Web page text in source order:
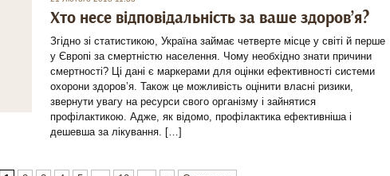
Хто несе відповідальність за ваше здоров’я?
Згідно зі статистикою, Україна займає четверте місце у світі й перше
у Європі за смертністю населення. Чому необхідно знати причини
смертності? Ці дані є маркерами для оцінки ефективності системи
охорони здоров’я. Також це можливість оцінити власні ризики,
звернути увагу на ресурси свого організму і зайнятися
профілактикою. Адже, як відомо, профілактика ефективніша і
дешевша за лікування. […]